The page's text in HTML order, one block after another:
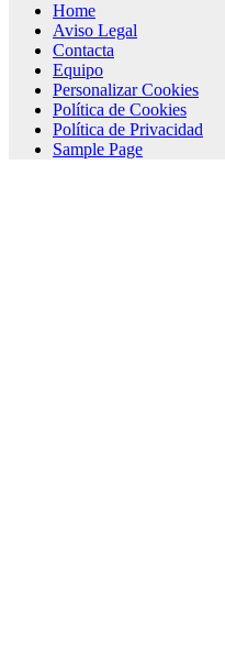
Home
Aviso Legal
Contacta
Equipo
Personalizar Cookies
Política de Cookies
Política de Privacidad
Sample Page